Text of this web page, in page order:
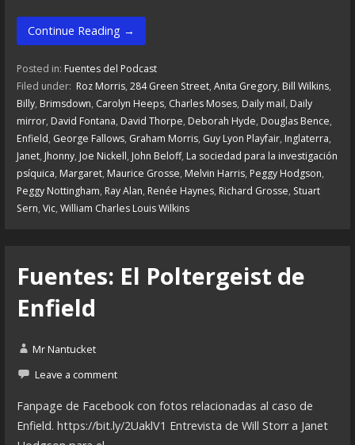
Continue Reading →
Posted in: Fuentes del Podcast
Filed under: Roz Morris, 284 Green Street, Anita Gregory, Bill Wilkins,
Billy, Brimsdown, Carolyn Heeps, Charles Moses, Daily mail, Daily
mirror, David Fontana, David Thorpe, Deborah Hyde, Douglas Bence,
Enfield, George Fallows, Graham Morris, Guy Lyon Playfair, Inglaterra,
Janet, Jhonny, Joe Nickell, John Beloff, La sociedad para la investigación
psíquica, Margaret, Maurice Grosse, Melvin Harris, Peggy Hodgson,
Peggy Nottingham, Ray Alan, Renée Haynes, Richard Grosse, Stuart
Sern, Vic, William Charles Louis Wilkins
Fuentes: El Poltergeist de
Enfield
Mr Nantucket
Leave a comment
Fanpage de Facebook con fotos relacionadas al caso de
Enfield. https://bit.ly/2UaklV1 Entrevista de Will Storr a Janet